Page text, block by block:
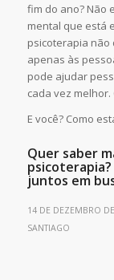
fim do ano? Não
mental que está
psicoterapia não
apenas às
pode ajudar
cada vez
E você? Como
Quer saber
juntos em
14 DE DEZEMBRO
SANTIAGO